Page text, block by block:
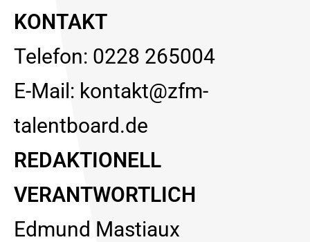
KONTAKT
Telefon: 0228 265004
E-Mail: kontakt@zfm-
talentboard.de
REDAKTIONELL
VERANTWORTLICH
Edmund Mastiaux